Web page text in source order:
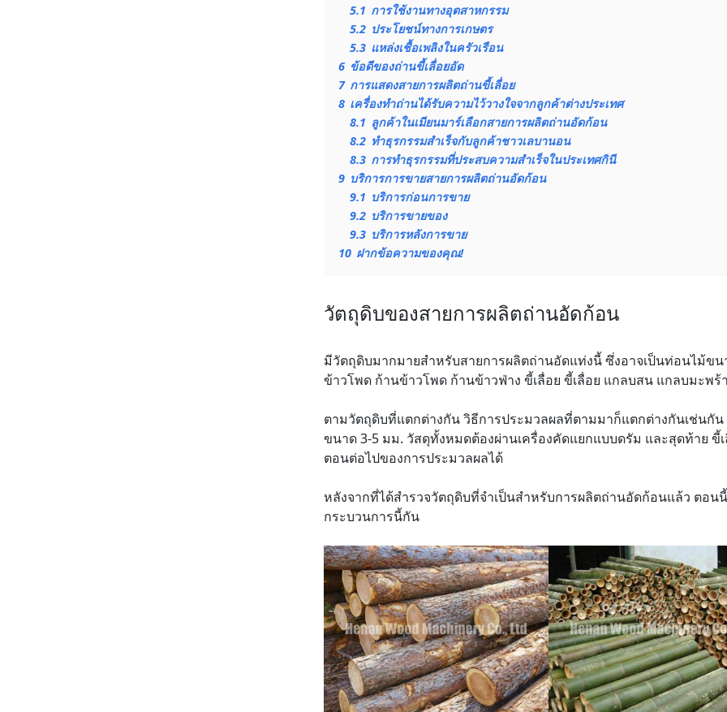
5.1 การใช้งานทางอุตสาหกรรม
5.2 ประโยชน์ทางการเกษตร
5.3 แหล่งเชื้อเพลิงในครัวเรือน
6 ข้อดีของถ่านขี้เลื่อยอัด
7 การแสดงสายการผลิตถ่านขี้เลื่อย
8 เครื่องทำถ่านได้รับความไว้วางใจจากลูกค้าต่างประเทศ
8.1 ลูกค้าในเมียนมาร์เลือกสายการผลิตถ่านอัดก้อน
8.2 ทำธุรกรรมสำเร็จกับลูกค้าชาวเลบานอน
8.3 การทำธุรกรรมที่ประสบความสำเร็จในประเทศกินี
9 บริการการขายสายการผลิตถ่านอัดก้อน
9.1 บริการก่อนการขาย
9.2 บริการขายของ
9.3 บริการหลังการขาย
10 ฝากข้อความของคุณ!
วัตถุดิบของสายการผลิตถ่านอัดก้อน
มีวัตถุดิบมากมายสำหรับสายการผลิตถ่านอัดแท่งนี้ ซึ่งอาจเป็นท่อนไม้ข
ข้าวโพด ก้านข้าวโพด ก้านข้าวฟ่าง ขี้เลื่อย ขี้เลื่อย แกลบสน แกลบมะพร้
ตามวัตถุดิบที่แตกต่างกัน วิธีการประมวลผลที่ตามมาก็แตกต่างกันเช่นกั
ขนาด 3-5 มม. วัสดุทั้งหมดต้องผ่านเครื่องคัดแยกแบบดรัม และสุดท้าย
ตอนต่อไปของการประมวลผลได้
หลังจากที่ได้สำรวจวัตถุดิบที่จำเป็นสำหรับการผลิตถ่านอัดก้อนแล้ว ตอน
กระบวนการนี้กัน